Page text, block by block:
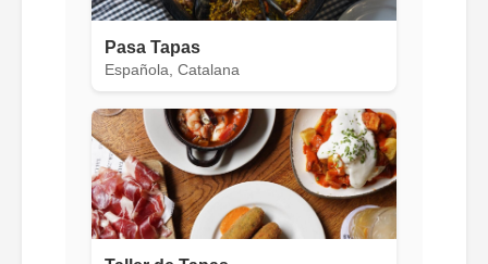
Pasa Tapas
Española, Catalana